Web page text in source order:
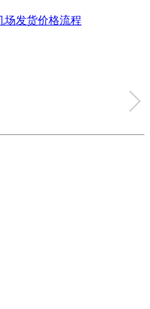
场发货价格流程